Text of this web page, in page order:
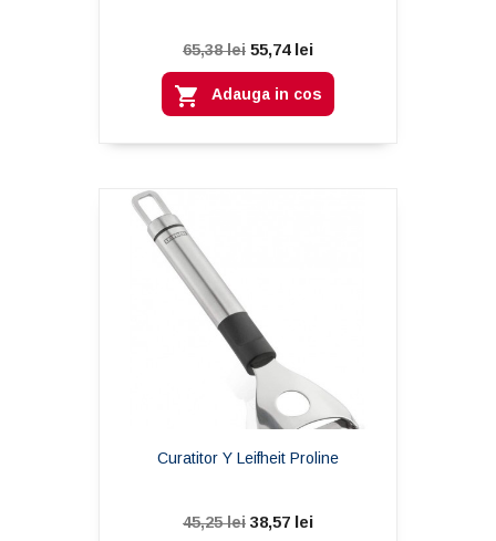
65,38 lei 55,74 lei
 Adauga in cos
Curatitor Y Leifheit Proline
45,25 lei 38,57 lei